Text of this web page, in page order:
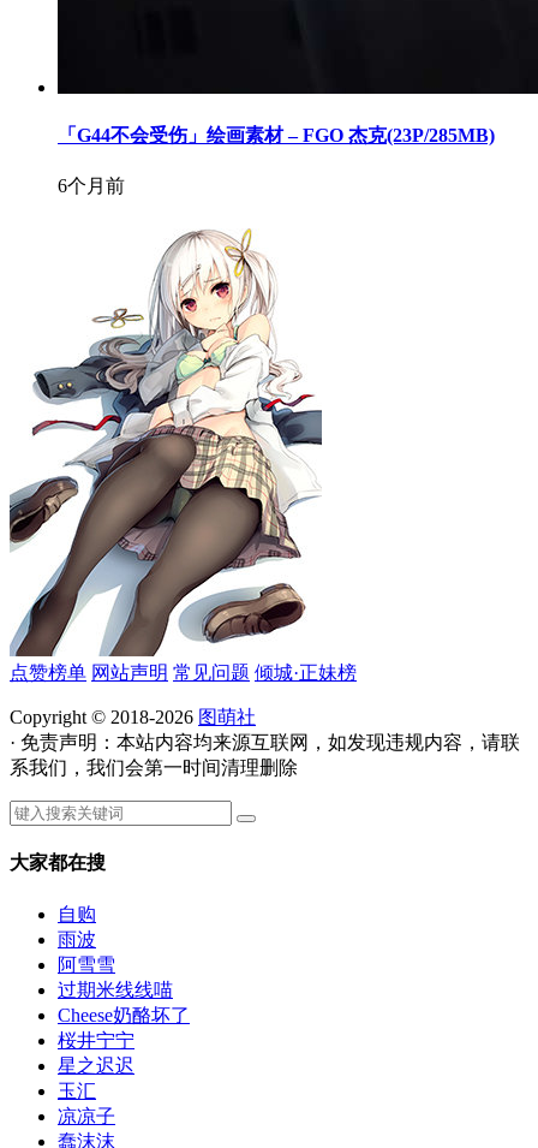
「G44不会受伤」绘画素材 – FGO 杰克(23P/285MB)
6个月前
点赞榜单 网站声明 常见问题 倾城·正妹榜
Copyright © 2018-2026 图萌社
· 免责声明：本站内容均来源互联网，如发现违规内容，请联
系我们，我们会第一时间清理删除
大家都在搜
自购
雨波
阿雪雪
过期米线线喵
Cheese奶酪坏了
桜井宁宁
星之迟迟
玉汇
凉凉子
蠢沫沫